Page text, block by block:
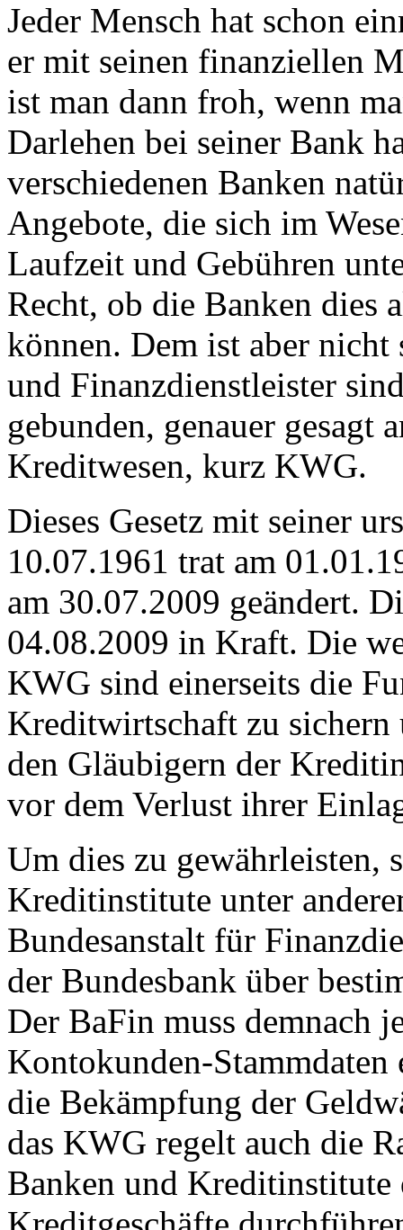
Jeder Mensch hat schon
er mit seinen finanziellen
ist man dann froh, wenn
Darlehen bei seiner Bank
verschiedenen Banken
Angebote, die sich im
Laufzeit und Gebühren
Recht, ob die Banken dies
können. Dem ist aber
und Finanzdienstleister
gebunden, genauer gesagt
Kreditwesen, kurz KWG.
Dieses Gesetz mit seiner
10.07.1961 trat am
am 30.07.2009 geändert.
04.08.2009 in Kraft. Die
KWG sind einerseits die
Kreditwirtschaft zu sichern
den Gläubigern der
vor dem Verlust ihrer
Um dies zu gewährleisten,
Kreditinstitute unter
Bundesanstalt für
der Bundesbank über
Der BaFin muss demnach
Kontokunden-
die Bekämpfung der
das KWG regelt auch die
Banken und